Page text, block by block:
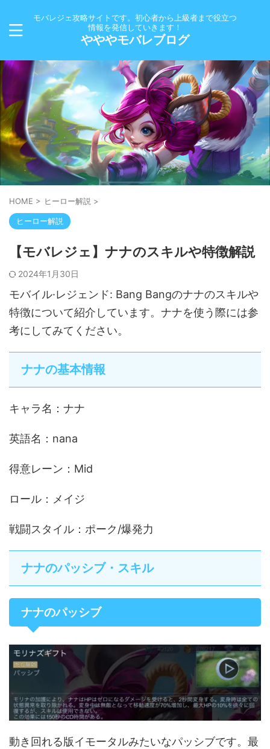
モバレジェ攻略サイトです。初心者から上級者まで役立つ
情報を発信していきます！
やややモバレブログ
HOME > ヒーロー解説 >
ヒーロー解説
【モバレジェ】ナナのスキルや特徴解説
2024年1月30日
モバイル·レジェンド: Bang Bangのナナのスキルや
特徴について紹介しています。ナナを使う際には参
考にしてみてください。
ナナの基本情報
キャラ名：ナナ
英語名：nana
得意レーン：Mid
ロール：メイジ
戦闘スタイル：ポーク/爆発力
ナナのパッシブ・スキル
ナナのパッシブ
動き回れる版イモータルみたいなパッシブです。最